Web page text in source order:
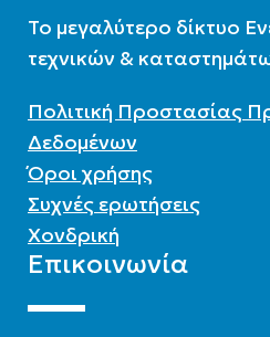
To μεγαλύτερο δίκτυο
τεχνικών &
Πολιτική Προστασίας
Δεδομένων
Όροι χρήσης
Συχνές ερωτήσεις
Χονδρική
Επικοινωνία